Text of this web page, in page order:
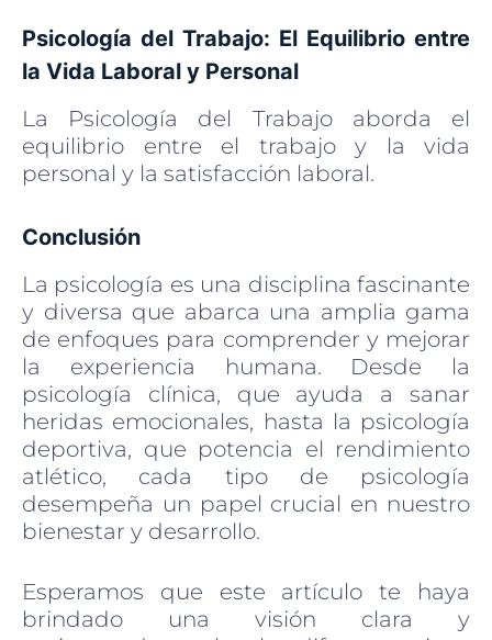
Psicología del Trabajo: El Equilibrio entre
la Vida Laboral y Personal
La Psicología del Trabajo aborda el
equilibrio entre el trabajo y la vida
personal y la satisfacción laboral.
Conclusión
La psicología es una disciplina fascinante
y diversa que abarca una amplia gama
de enfoques para comprender y mejorar
la experiencia humana. Desde la
psicología clínica, que ayuda a sanar
heridas emocionales, hasta la psicología
deportiva, que potencia el rendimiento
atlético, cada tipo de psicología
desempeña un papel crucial en nuestro
bienestar y desarrollo.
Esperamos que este artículo te haya
brindado una visión clara y